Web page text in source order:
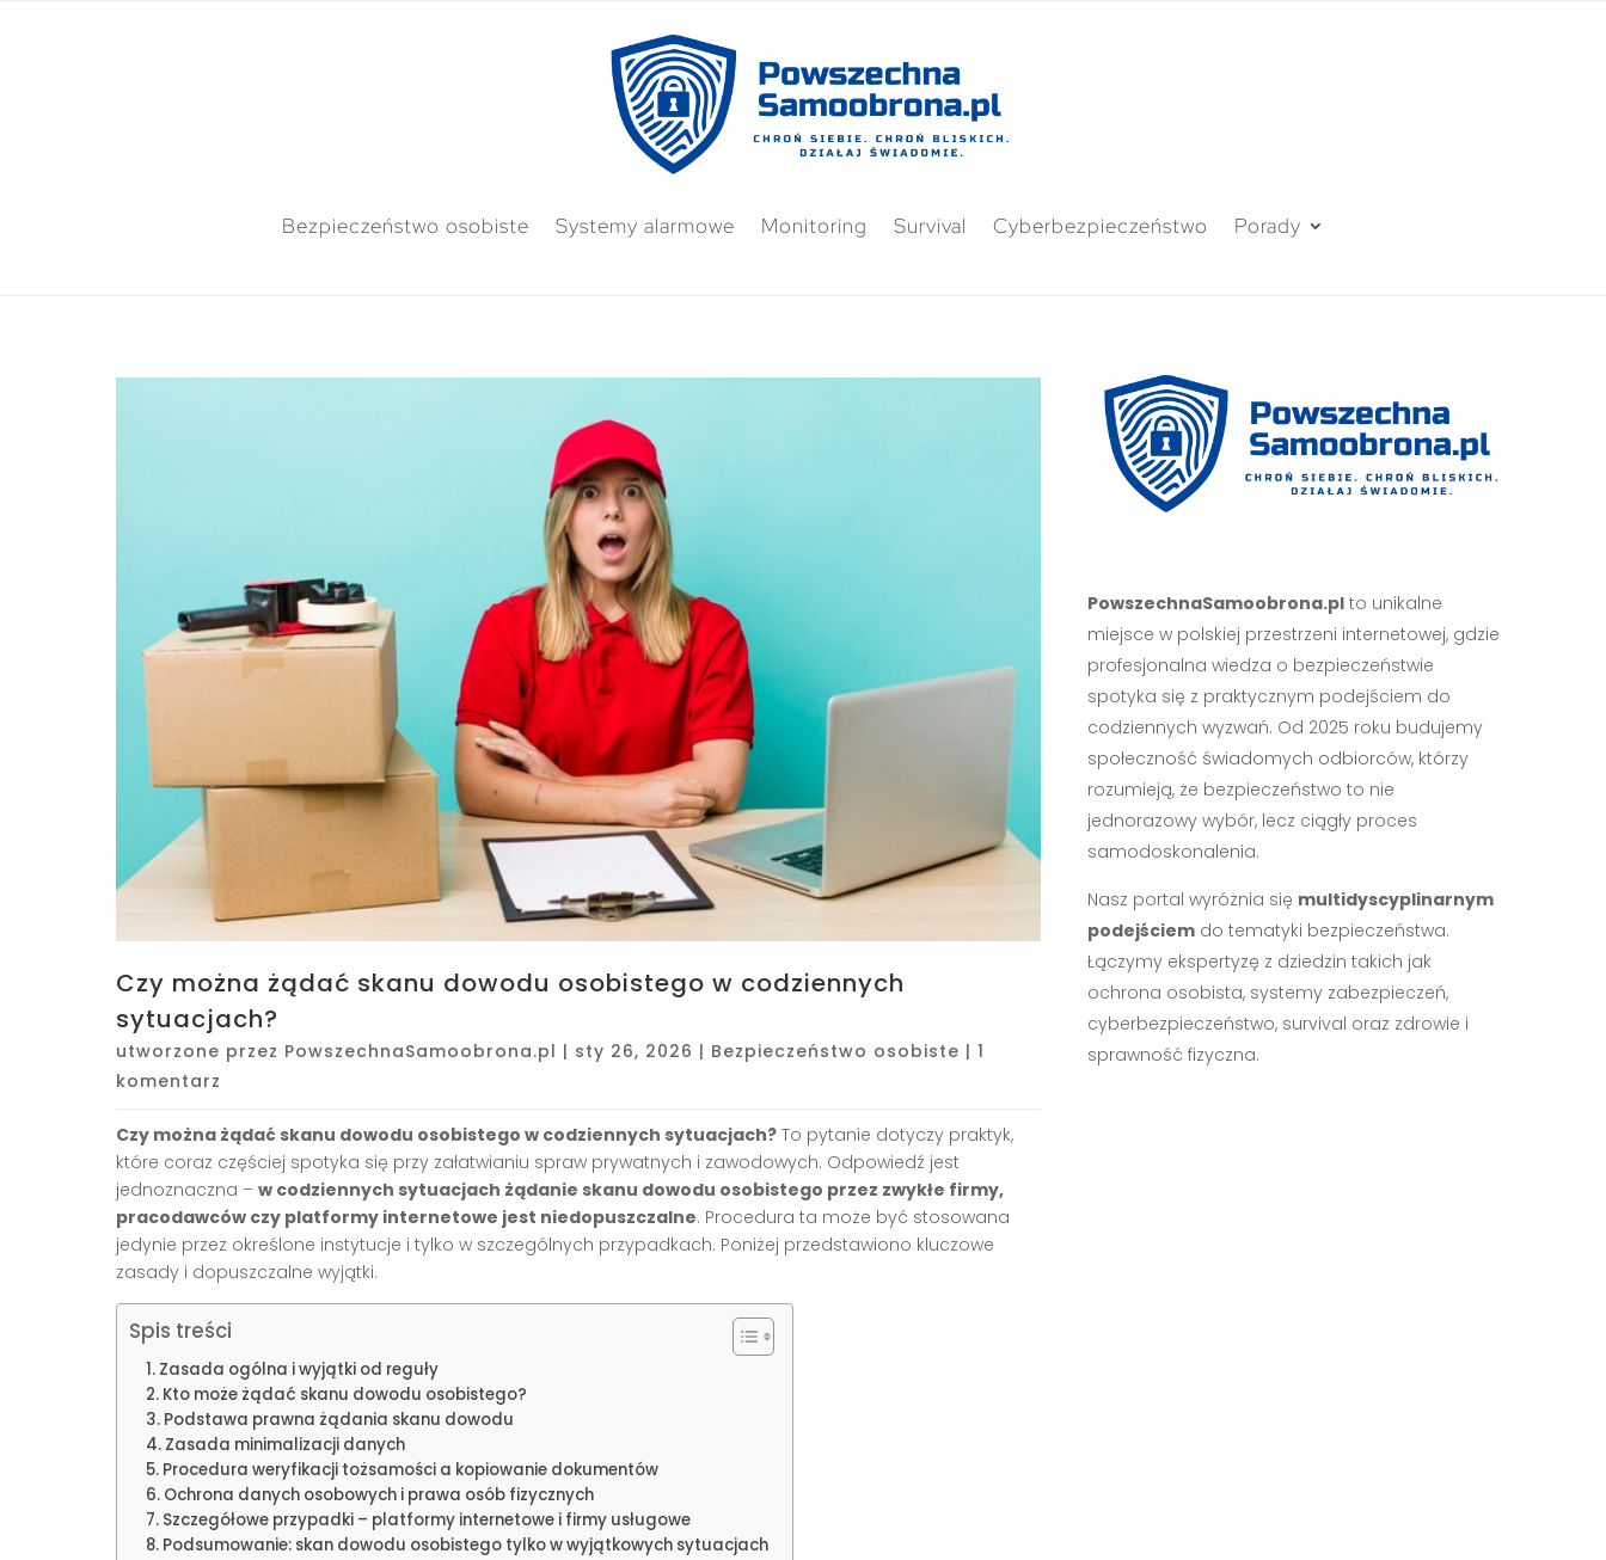
Bezpieczeństwo osobiste Systemy alarmowe Monitoring Survival Cyberbezpieczeństwo Porady
Czy można żądać skanu dowodu osobistego w codziennych
sytuacjach?
utworzone przez PowszechnaSamoobrona.pl | sty 26, 2026 | Bezpieczeństwo osobiste | 1
komentarz
Czy można żądać skanu dowodu osobistego w codziennych sytuacjach? To pytanie dotyczy praktyk,
które coraz częściej spotyka się przy załatwianiu spraw prywatnych i zawodowych. Odpowiedź jest
jednoznaczna – w codziennych sytuacjach żądanie skanu dowodu osobistego przez zwykłe firmy,
pracodawców czy platformy internetowe jest niedopuszczalne. Procedura ta może być stosowana
jedynie przez określone instytucje i tylko w szczególnych przypadkach. Poniżej przedstawiono kluczowe
zasady i dopuszczalne wyjątki.
Spis treści
Zasada ogólna i wyjątki od reguły
Kto może żądać skanu dowodu osobistego?
Podstawa prawna żądania skanu dowodu
Zasada minimalizacji danych
Procedura weryfikacji tożsamości a kopiowanie dokumentów
Ochrona danych osobowych i prawa osób fizycznych
Szczegółowe przypadki – platformy internetowe i firmy usługowe
Podsumowanie: skan dowodu osobistego tylko w wyjątkowych sytuacjach
PowszechnaSamoobrona.plto unikalne
miejsce w polskiej przestrzeni internetowej, gdzie
profesjonalna wiedza o bezpieczeństwie
spotyka się z praktycznym podejściem do
codziennych wyzwań. Od 2025 roku budujemy
społeczność świadomych odbiorców, którzy
rozumieją, że bezpieczeństwo to nie
jednorazowy wybór, lecz ciągły proces
samodoskonalenia.
Nasz portal wyróżnia się multidyscyplinarnym
podejściemdo tematyki bezpieczeństwa.
Łączymy ekspertyzę z dziedzin takich jak
ochrona osobista, systemy zabezpieczeń,
cyberbezpieczeństwo, survival oraz zdrowie i
sprawność fizyczna.